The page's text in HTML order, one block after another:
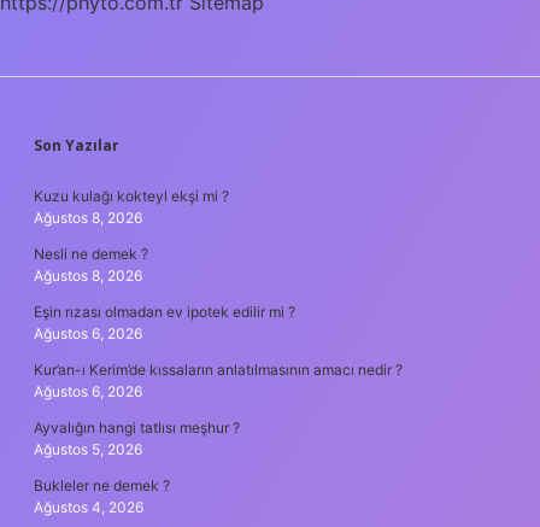
SIDEBAR
Son Yazılar
Kuzu kulağı kokteyl ekşi mi ?
Ağustos 8, 2026
Nesli ne demek ?
Ağustos 8, 2026
Eşin rızası olmadan ev ipotek edilir mi ?
Ağustos 6, 2026
Kur’an-ı Kerim’de kıssaların anlatılmasının amacı nedir ?
Ağustos 6, 2026
Ayvalığın hangi tatlısı meşhur ?
Ağustos 5, 2026
Bukleler ne demek ?
Ağustos 4, 2026